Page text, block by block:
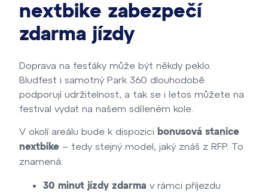
nextbike zabezpečí
zdarma jízdy
Doprava na fesťáky může být někdy peklo.
Bludfest i samotný Park 360 dlouhodobě
podporují udržitelnost, a tak se i letos můžete na
festival vydat na našem sdíleném kole.
V okolí areálu bude k dispozici bonusová stanice
nextbike – tedy stejný model, jaký znáš z RFP. To
znamená:
30 minut jízdy zdarma v rámci příjezdu